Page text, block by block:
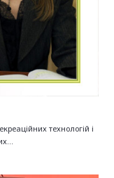
технологій і